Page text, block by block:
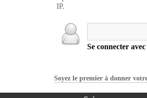
IP.
Se connecter avec
Soyez le premier à donner